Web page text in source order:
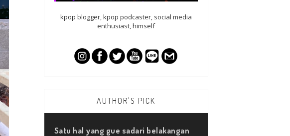
kpop blogger, kpop podcaster, social media
enthusiast, himself
AUTHOR'S PICK
Satu hal yang gue sadari belakangan